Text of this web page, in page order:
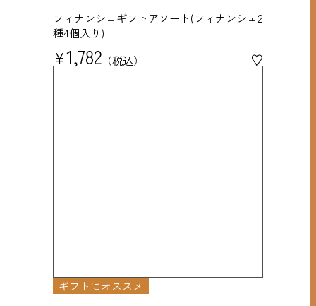
フィナンシェギフトアソート(フィナンシェ2
種4個入り)
¥1,782 税込 ♥
ギフトにオススメ